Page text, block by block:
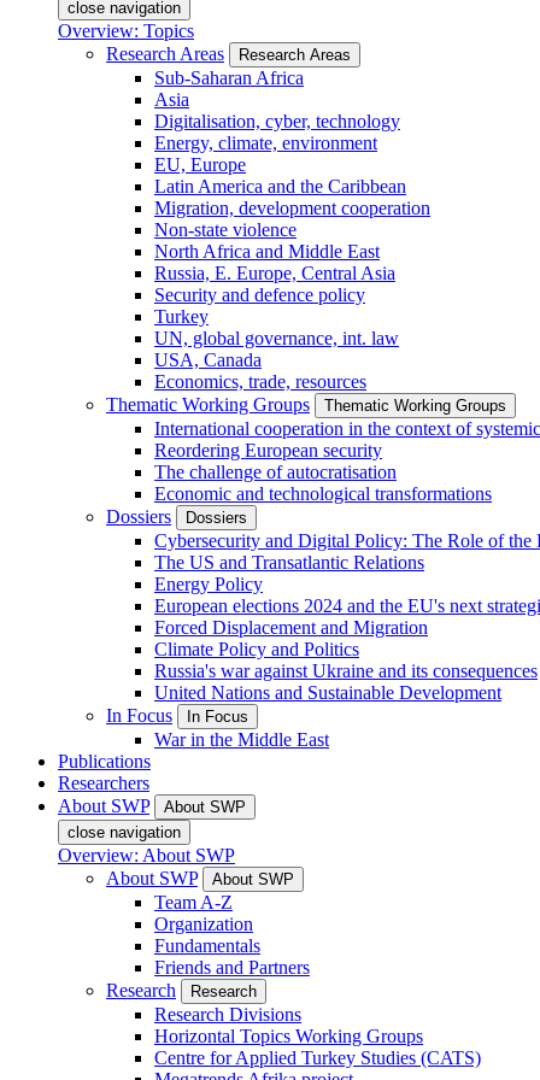
close navigation
Overview: Topics
Research Areas
Research Areas
Sub-Saharan Africa
Asia
Digitalisation, cyber, technology
Energy, climate, environment
EU, Europe
Latin America and the Caribbean
Migration, development cooperation
Non-state violence
North Africa and Middle East
Russia, E. Europe, Central Asia
Security and defence policy
Turkey
UN, global governance, int. law
USA, Canada
Economics, trade, resources
Thematic Working Groups
Thematic Working Groups
International cooperation in the context of
Reordering European security
The challenge of autocratisation
Economic and technological transformations
Dossiers
Dossiers
Cybersecurity and Digital Policy: The Role of
The US and Transatlantic Relations
Energy Policy
European elections 2024 and the EU's next
Forced Displacement and Migration
Climate Policy and Politics
Russia's war against Ukraine and its consequences
United Nations and Sustainable Development
In Focus
In Focus
War in the Middle East
Publications
Researchers
About SWP
About SWP
close navigation
Overview: About SWP
About SWP
About SWP
Team A-Z
Organization
Fundamentals
Friends and Partners
Research
Research
Research Divisions
Horizontal Topics Working Groups
Centre for Applied Turkey Studies (CATS)